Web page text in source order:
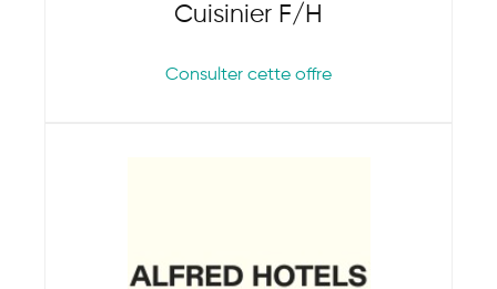
Cuisinier F/H
Consulter cette offre